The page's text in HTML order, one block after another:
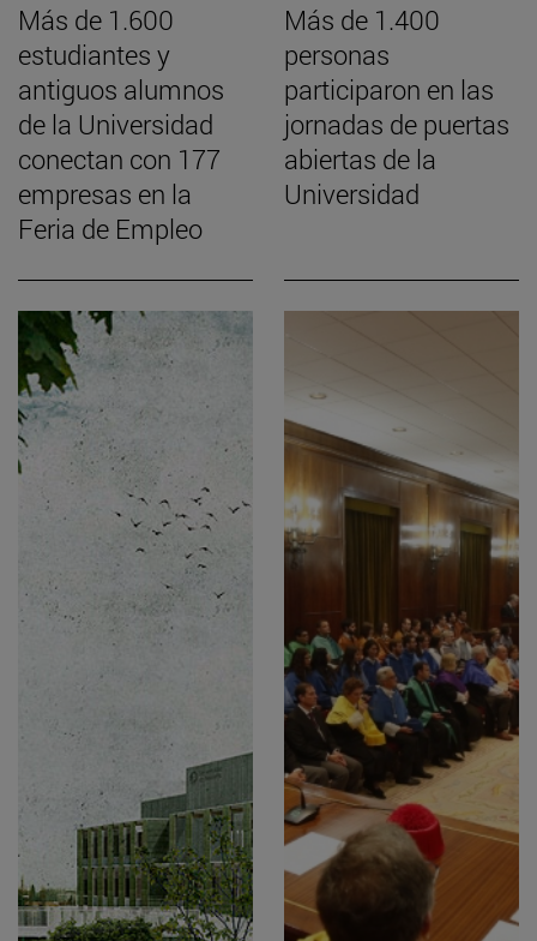
Más de 1.600
estudiantes y
antiguos alumnos
de la Universidad
conectan con 177
empresas en la
Feria de Empleo
Más de 1.400
personas
participaron en las
jornadas de puertas
abiertas de la
Universidad